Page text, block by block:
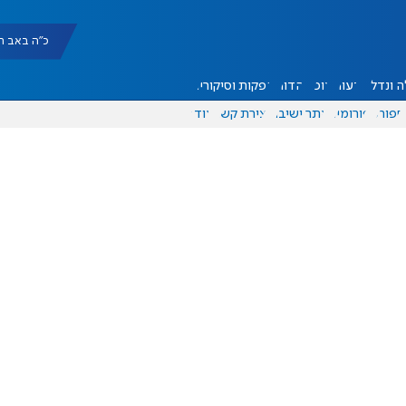
כ"ה באב תשפ"ו
ונדל"ן דעות אוכל יהדות הפקות וסיקורים
ספורט פורומים אתר ישיבה יצירת קשר עוד